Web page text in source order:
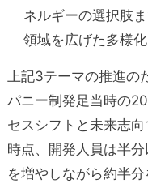
ネルギーの選択肢
領域を広げた多様化
上記3テーマの推進
パニー制発足当時の
セスシフトと未来志
時点、開発人員は半
を増やしながら約半